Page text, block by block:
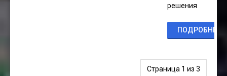
решения
ПОДРОБНЕЕ...
Страница 1 из 3